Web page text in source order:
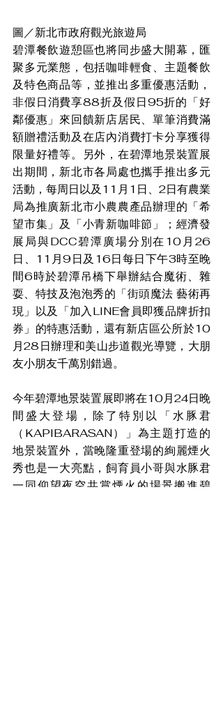
圖／新北市政府觀光旅遊局
碧潭餐飲遊憩區也將同步盛大開幕，匯
聚多元業態，包括咖啡輕食、主題餐飲
及特色商品等，並推出多重優惠活動，
非假日消費享88折及假日95折的「好
鄰優惠」來回饋新店居民、單筆消費滿
額贈禮活動及在店內消費打卡分享獲得
限量好禮等。另外，在碧潭地景裝置展
出期間，新北市各局處也攜手推出多元
活動，每周日以及11月1日、2日有農業
局為推廣新北市小農農產品辦理的「希
望市集」及「小青新咖啡節」；經濟發
展局與DCC碧潭廣場分別在10月26
日、11月9日及16日每日下午3時至晚
間6時於碧潭吊橋下舉辦結合魔術、雜
耍、特技及泡泡秀的「街頭魔法 藝術再
現」以及「加入LINE會員即獲品牌折扣
券」的特惠活動，還有新店區公所於10
月28日辦理和美山步道觀光導覽，大朋
友小朋友千萬別錯過。
今年碧潭地景裝置展即將在10月24日晚
間盛大登場，除了特別以「水豚君
（KAPIBARASAN）」為主題打造的
地景裝置外，當晚隆重登場的絢麗煙火
秀也是一大亮點，飼育員小哥與水豚君
一同仰望夜空共賞煙火的場景搬進碧